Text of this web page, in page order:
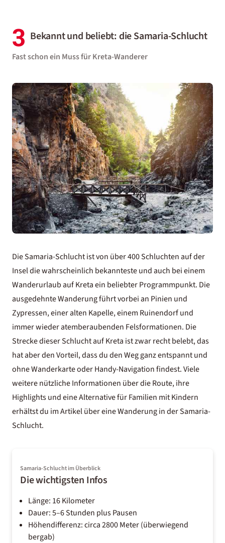
3 Bekannt und beliebt: die Samaria-Schlucht
Fast schon ein Muss für Kreta-Wanderer
Die Samaria-Schlucht ist von über 400 Schluchten auf der
Insel die wahrscheinlich bekannteste und auch bei einem
Wanderurlaub auf Kretaein beliebter Programmpunkt. Die
ausgedehnte Wanderung führt vorbei an Pinien und
Zypressen, einer alten Kapelle, einem Ruinendorf und
immer wieder atemberaubenden Felsformationen. Die
Strecke dieser Schlucht auf Kreta ist zwar recht belebt, das
hat aber den Vorteil, dass du den Weg ganz entspannt und
ohne Wanderkarte oder Handy-Navigation findest. Viele
weitere nützliche Informationen über die Route, ihre
Highlights und eine Alternative für Familien mit Kindern
erhältst du im Artikel über eineWanderung in der Samaria-
Schlucht.
Samaria-Schlucht im Überblick
Die wichtigsten Infos
Länge: 16 Kilometer
Dauer: 5–6 Stunden plus Pausen
Höhendifferenz: circa 2800 Meter (überwiegend
bergab)